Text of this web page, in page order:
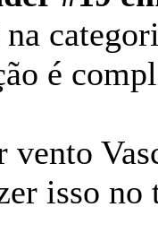
é
vento
isso